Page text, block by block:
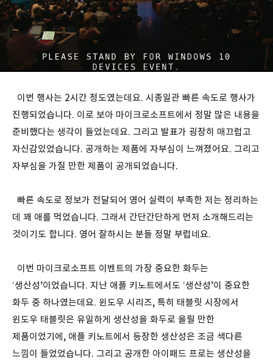
이번 행사는 2시간 정도였는데요. 시종일관 빠른 속도로 행사가
진행되었습니다. 이로 보아 마이크로소프트에서 정말 많은 내용을
준비했다는 생각이 들었는데요. 그리고 발표가 굉장히 매끄럽고
자신감있었습니다. 공개하는 제품에 자부심이 느껴졌어요. 그리고
자부심을 가질 만한 제품이 공개되었습니다.
빠른 속도로 정보가 전달되어 영어 실력이 부족한 저는 정리하는
데 꽤 애를 먹었습니다. 그래서 간단간단하게 먼저 소개해드리는
것이기도 합니다. 영어 잘하시는 분들 정말 부럽네요.
이번 마이크로소프트 이벤트의 가장 중요한 화두는
‘생산성’이었습니다. 지난 애플 키노트에서도 ‘생산성’이 중요한
화두 중 하나였는데요. 윈도우 시리즈, 특히 태블릿 시장에서
윈도우 태블릿은 유일하게 생산성을 화두로 올릴 만한
제품이었기에, 애플 키노트에서 등장한 생산성은 조금 색다른
느낌이 들었었습니다. 그리고 공개한 아이패드 프로는 생산성을